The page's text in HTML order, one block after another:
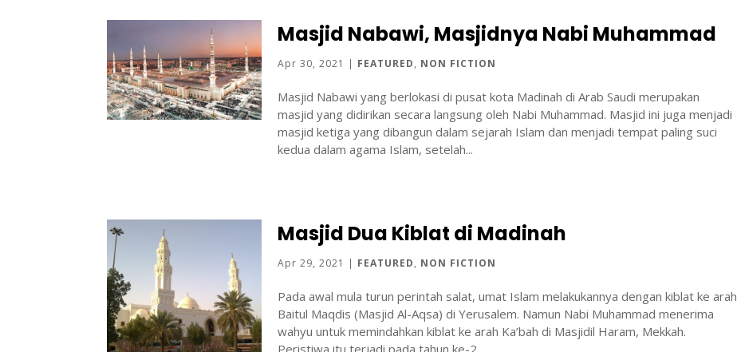
Masjid Nabawi, Masjidnya Nabi Muhammad
Apr 30, 2021 | FEATURED, NON FICTION
Masjid Nabawi yang berlokasi di pusat kota Madinah di Arab Saudi merupakan
masjid yang didirikan secara langsung oleh Nabi Muhammad. Masjid ini juga menjadi
masjid ketiga yang dibangun dalam sejarah Islam dan menjadi tempat paling suci
kedua dalam agama Islam, setelah...
Masjid Dua Kiblat di Madinah
Apr 29, 2021 | FEATURED, NON FICTION
Pada awal mula turun perintah salat, umat Islam melakukannya dengan kiblat ke arah
Baitul Maqdis (Masjid Al-Aqsa) di Yerusalem. Namun Nabi Muhammad menerima
wahyu untuk memindahkan kiblat ke arah Ka’bah di Masjidil Haram, Mekkah.
Peristiwa itu terjadi pada tahun ke-2...